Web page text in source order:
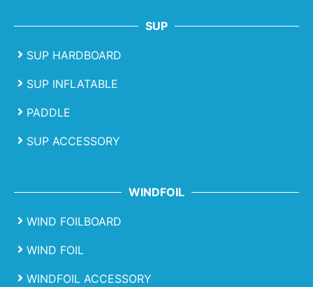
SUP
SUP HARDBOARD
SUP INFLATABLE
PADDLE
SUP ACCESSORY
WINDFOIL
WIND FOILBOARD
WIND FOIL
WINDFOIL ACCESSORY